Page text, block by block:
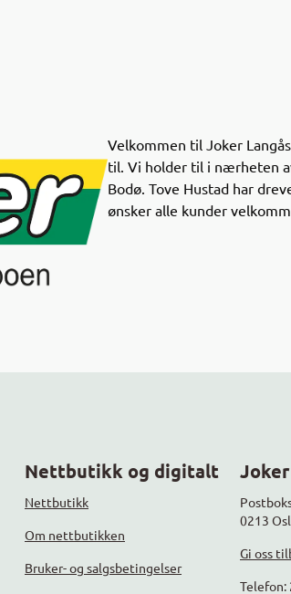
Velkommen til Joker
til. Vi holder til i nærheten
Bodø. Tove Hustad har
ønsker alle kunder
Nettbutikk og digitalt
Nettbutikk
Om nettbutikken
Bruker- og salgsbetingelser
Joker
0213
Gi oss
Telefon: